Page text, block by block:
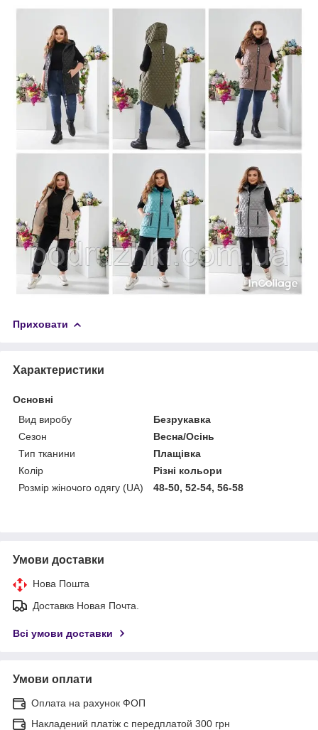
Приховати
Характеристики
Основні
Вид виробу
Безрукавка
Сезон
Весна/Осінь
Тип тканини
Плащівка
Колір
Різні кольори
Розмір жіночого одягу (UA)
48-50, 52-54, 56-58
Умови доставки
Нова Пошта
Доставкв Новая Почта.
Всі умови доставки
Умови оплати
Оплата на рахунок ФОП
Накладений платіж с передплатой 300 грн